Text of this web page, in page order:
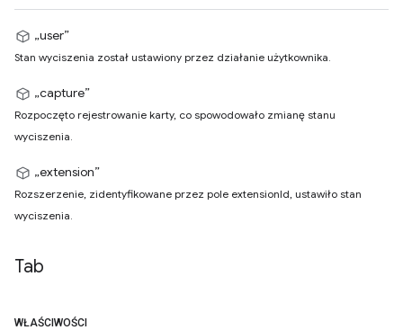
„user”
Stan wyciszenia został ustawiony przez działanie użytkownika.
„capture”
Rozpoczęto rejestrowanie karty, co spowodowało zmianę stanu
wyciszenia.
„extension”
Rozszerzenie, zidentyfikowane przez pole extensionId, ustawiło stan
wyciszenia.
Tab
WŁAŚCIWOŚCI